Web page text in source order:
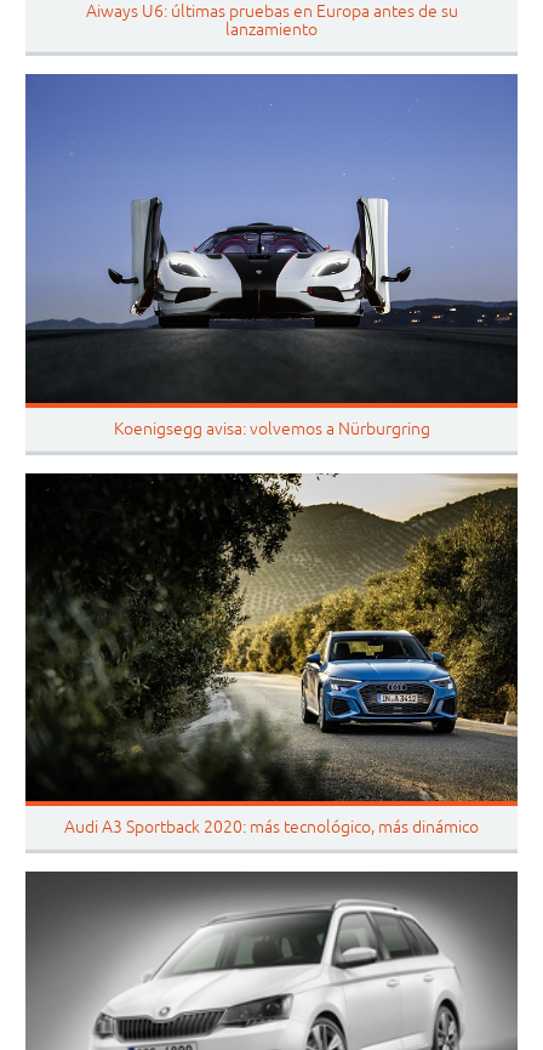
Aiways U6: últimas pruebas en Europa antes de su
lanzamiento
Koenigsegg avisa: volvemos a Nürburgring
Audi A3 Sportback 2020: más tecnológico, más dinámico